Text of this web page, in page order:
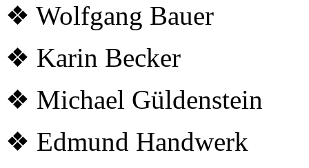
❖ Wolfgang Bauer
❖ Karin Becker
❖ Michael Güldenstein
❖ Edmund Handwerk